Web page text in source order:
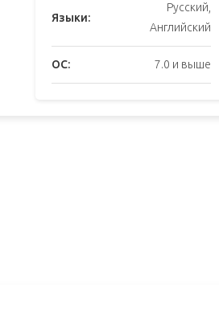
Языки:
Русский,
Английский
ОС: 7.0 и выше